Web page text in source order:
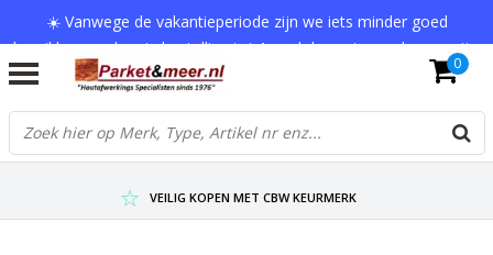
☀️ Vanwege de vakantieperiode zijn we iets minder goed
bereikbaar en kan je bestelling tot 1 werkdag extra onderweg zijn.
Bedankt voor je begrip!
VERZENDKOSTEN € 7,95 (GRATIS VA €75,-)
SCHERPSTE PRIJZEN TOT WEL 75% KORTING !
VEILIG KOPEN MET CBW KEURMERK
0